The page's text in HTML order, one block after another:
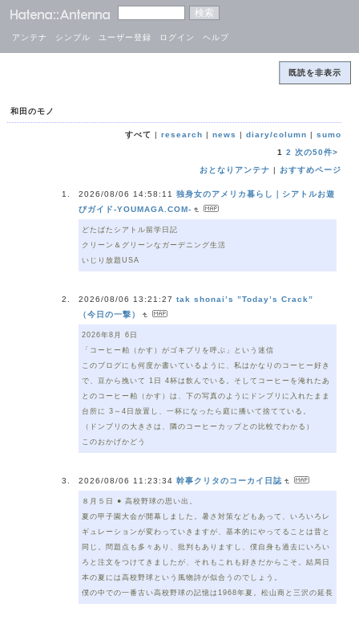
アンテナ シンプル ユーザー登録 ログイン ヘルプ
既読を非表示
和田のモノ
すべて | research | news | diary/column | sumo
1
2 次の50件>
おとなりアンテナ | おすすめページ
2026/08/06 14:58:11
独身女のアメリカ暮らし｜シアトルお遊
びガイド-YOUMAGA.COM-
どたばたシアトル留学日記
クリーン＆グリーンなガーデニング生活
いじり放題USA
2026/08/06 13:21:27 tak shonai’s ”Today’s Crack”
（今日の一撃）
2026年8月 6日
「コーヒー粕（かす）がゴキブリを呼ぶ」という迷信
このブログにも何度か書いているように、私はかなりのコーヒー好き
で、豆から挽いて 1日 4杯は飲んでいる。そしてコーヒーを淹れたあ
とのコーヒー粕（かす）は、下の写真のようにドンブリに入れたまま
台所に 3～4日放置し、一杯になったら庭に播いて捨てている。
（ドンブリの大きさは、隣のコーヒーカップとの比較でわかる）
このおかげかどう
2026/08/06 11:23:34 幹事クリタのコーカイ日誌
８月５日 ● 高校野球の思い出。
夏の甲子園大会が開幕しました。暑さ対策などもあって、いろいろレ
ギュレーションが変わっていきますが、基本的にやってることは昔と
同じ。問題点も多々あり、批判もありますし、僕自身も過去にいろい
ろと注文をつけてきましたが、それもこれも好きだからこそ。結局日
本の夏には高校野球という風物詩が似合うのでしょう。
僕の中での一番古い高校野球の記憶は1968年夏。松山商と三沢の延長